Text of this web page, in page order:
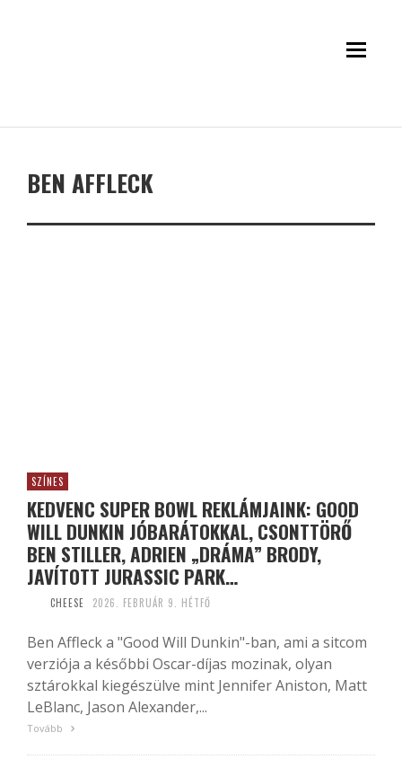
BEN AFFLECK
SZÍNES
KEDVENC SUPER BOWL REKLÁMJAINK: GOOD
WILL DUNKIN JÓBARÁTOKKAL, CSONTTÖRŐ
BEN STILLER, ADRIEN „DRÁMA” BRODY,
JAVÍTOTT JURASSIC PARK…
CHEESE 2026. FEBRUÁR 9. HÉTFŐ
Ben Affleck a "Good Will Dunkin"-ban, ami a sitcom
verziója a későbbi Oscar-díjas mozinak, olyan
sztárokkal kiegészülve mint Jennifer Aniston, Matt
LeBlanc, Jason Alexander,...
Tovább